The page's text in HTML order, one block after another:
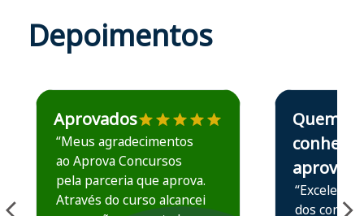
Depoimentos
Estudante José recomenda o Aprova Concursos em
Aprovados
“Meus agradecimentos
ao Aprova Concursos
pela parceria que aprova.
Através do curso alcancei
Estudante Elais
Quem
conhece,
aprova
“Excelente
dos